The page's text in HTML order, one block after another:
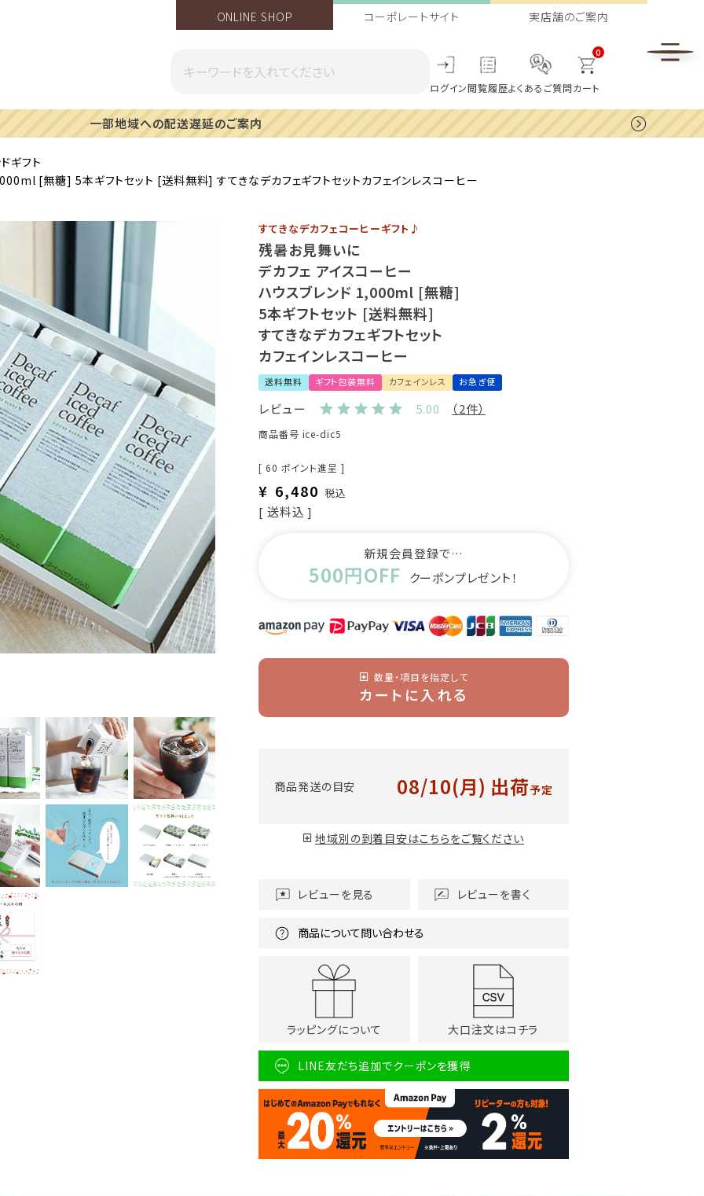
ONLINE SHOP コーポレートサイト 実店舗のご案内
ログイン閲覧履歴よくあるご質問
0
カート
一部地域への配送遅延のご案内
ギフト
[無糖] 5本ギフトセット [送料無料] すてきなデカフェギフトセットカフェインレスコーヒー
すてきなデカフェコーヒーギフト♪
残暑お見舞いに
デカフェ アイスコーヒー
ハウスブレンド 1,000ml [無糖]
5本ギフトセット [送料無料]
すてきなデカフェギフトセット
カフェインレスコーヒー
送料無料 ギフト包装無料 カフェインレス お急ぎ便
レビュー 5.00 （2件）
商品番号 ice-dic5
[ 60 ポイント進呈 ]
¥ 6,480 税込
送料込
新規会員登録で…
500円OFF クーポンプレゼント！
数量・項目を指定して
カートに入れる
商品発送の目安 08/10(月) 出荷予定
地域別の到着目安はこちらをご覧ください
レビューを見る レビューを書く
商品について問い合わせる
ラッピングについて 大口注文はコチラ
LINE友だち追加でクーポンを獲得